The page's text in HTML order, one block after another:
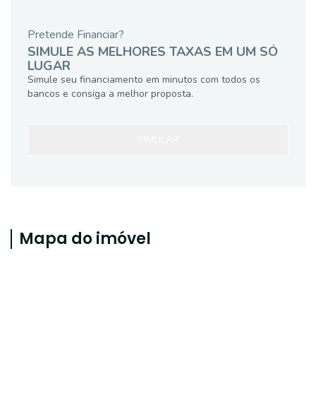
Pretende Financiar?
SIMULE AS MELHORES TAXAS EM UM SÓ
LUGAR
Simule seu financiamento em minutos com todos os
bancos e consiga a melhor proposta.
Mapa do imóvel